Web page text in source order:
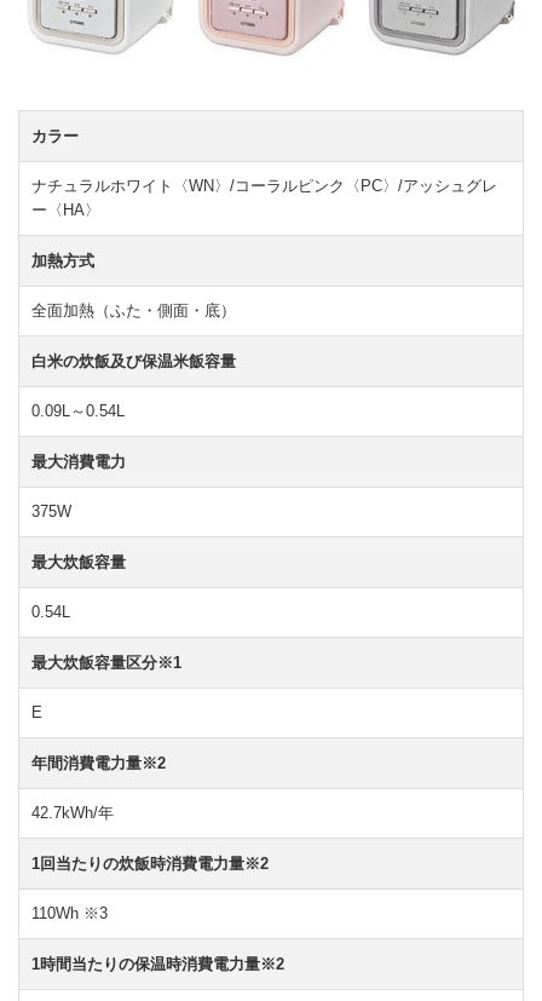
カラー
ナチュラルホワイト〈WN〉/コーラルピンク〈PC〉/アッシュグレ
ー〈HA〉
加熱方式
全面加熱（ふた・側面・底）
白米の炊飯及び保温米飯容量
0.09L～0.54L
最大消費電力
375W
最大炊飯容量
0.54L
最大炊飯容量区分※1
E
年間消費電力量※2
42.7kWh/年
1回当たりの炊飯時消費電力量※2
110Wh ※3
1時間当たりの保温時消費電力量※2